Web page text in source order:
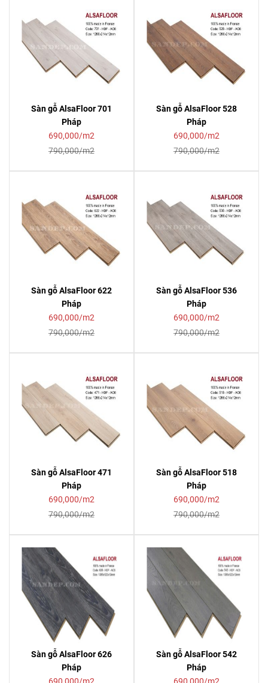
Sàn gỗ AlsaFloor 701
Pháp
690,000/m2
790,000/m2
Sàn gỗ AlsaFloor 528
Pháp
690,000/m2
790,000/m2
Sàn gỗ AlsaFloor 622
Pháp
690,000/m2
790,000/m2
Sàn gỗ AlsaFloor 536
Pháp
690,000/m2
790,000/m2
Sàn gỗ AlsaFloor 471
Pháp
690,000/m2
790,000/m2
Sàn gỗ AlsaFloor 518
Pháp
690,000/m2
790,000/m2
Sàn gỗ AlsaFloor 626
Pháp
690,000/m2
Sàn gỗ AlsaFloor 542
Pháp
690,000/m2